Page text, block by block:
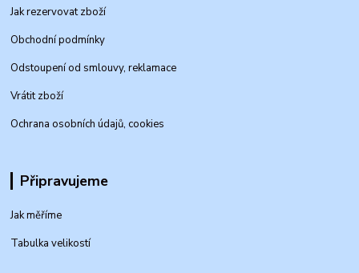
Jak rezervovat zboží
Obchodní podmínky
Odstoupení od smlouvy, reklamace
Vrátit zboží
Ochrana osobních údajů, cookies
Připravujeme
Jak měříme
Tabulka velikostí